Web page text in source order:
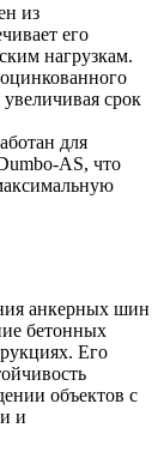
из
его
нагрузкам.
срок
для
AS, что
анкерных шин
бетонных
Его
объектов с
и